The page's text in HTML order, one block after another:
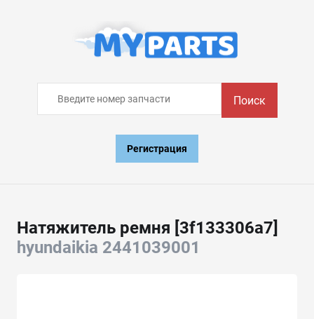
Поиск
Регистрация
Натяжитель ремня [3f133306a7]
hyundaikia 2441039001